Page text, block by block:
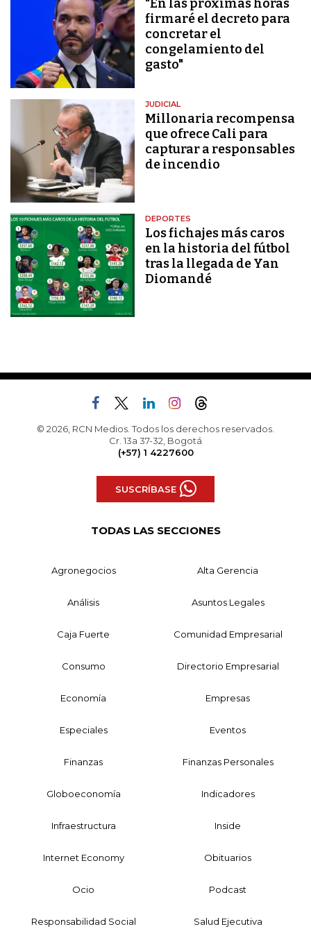
"En las próximas horas
firmaré el decreto para
concretar el
congelamiento del
gasto"
JUDICIAL
Millonaria recompensa
que ofrece Cali para
capturar a responsables
de incendio
DEPORTES
Los fichajes más caros
en la historia del fútbol
tras la llegada de Yan
Diomandé
© 2026, RCN Medios. Todos los derechos reservados.
Cr. 13a 37-32, Bogotá
(+57) 1 4227600
SUSCRÍBASE
TODAS LAS SECCIONES
Agronegocios Alta Gerencia
Análisis Asuntos Legales
Caja Fuerte Comunidad Empresarial
Consumo Directorio Empresarial
Economía Empresas
Especiales Eventos
Finanzas Finanzas Personales
Globoeconomía Indicadores
Infraestructura Inside
Internet Economy Obituarios
Ocio Podcast
Responsabilidad Social Salud Ejecutiva